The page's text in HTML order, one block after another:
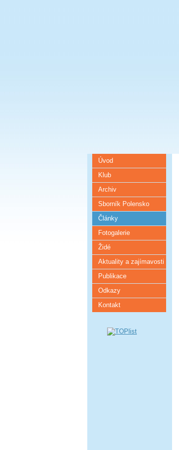
Úvod
Klub
Archiv
Sborník Polensko
Články
Fotogalerie
Židé
Aktuality a zajímavosti
Publikace
Odkazy
Kontakt